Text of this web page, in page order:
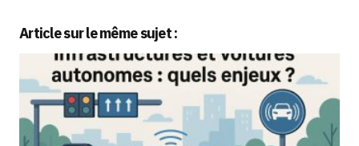
Votre adresse e-mail ne sera pas publiée.Les
champs obligatoires sont indiqués avec*
Comment*
Article sur le même sujet :